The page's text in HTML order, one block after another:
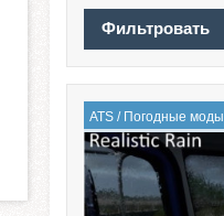
ATS / Погодные моды